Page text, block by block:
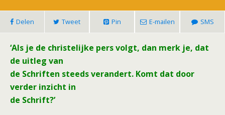
Delen Tweet Pin E-mailen SMS
‘Als je de christelijke pers volgt, dan merk je, dat
de uitleg van
de Schriften steeds verandert. Komt dat door
verder inzicht in
de Schrift?’